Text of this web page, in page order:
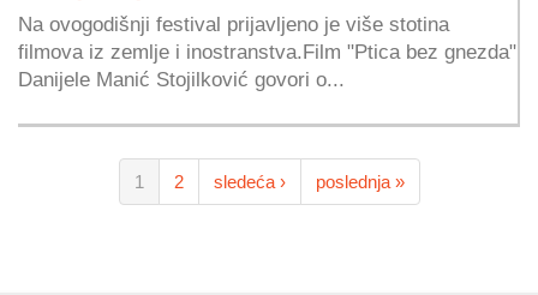
Na ovogodišnji festival prijavljeno je više stotina
filmova iz zemlje i inostranstva.Film "Ptica bez gnezda"
Danijele Manić Stojilković govori o...
1 2 sledeća › poslednja »